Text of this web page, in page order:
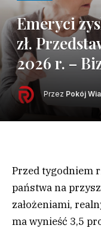
Emeryci
zł.
2026 r. –
Przez Pokój
Przed tygodniem
państwa na
założeniami,
ma wynieść 3,5